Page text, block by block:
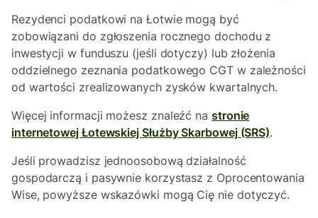
Rezydenci podatkowi na Łotwie mogą być
zobowiązani do zgłoszenia rocznego dochodu z
inwestycji w funduszu (jeśli dotyczy) lub złożenia
oddzielnego zeznania podatkowego CGT w zależności
od wartości zrealizowanych zysków kwartalnych.
Więcej informacji możesz znaleźć na stronie
internetowej Łotewskiej Służby Skarbowej (SRS).
Jeśli prowadzisz jednoosobową działalność
gospodarczą i pasywnie korzystasz z Oprocentowania
Wise, powyższe wskazówki mogą Cię nie dotyczyć.